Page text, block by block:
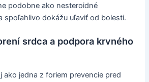
podobne ako nesteroidné
spoľahlivo dokážu uľaviť od bolesti.
srdca a podpora krvného
ako jedna z foriem prevencie pred